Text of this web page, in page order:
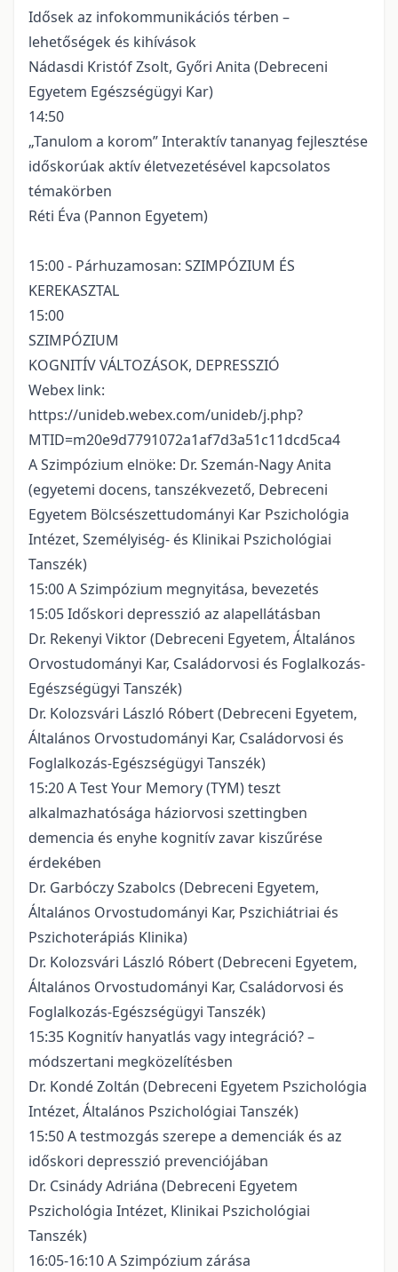
Idősek az infokommunikációs térben –
lehetőségek és kihívások
Nádasdi Kristóf Zsolt, Győri Anita (Debreceni
Egyetem Egészségügyi Kar)
14:50
„Tanulom a korom” Interaktív tananyag fejlesztése
időskorúak aktív életvezetésével kapcsolatos
témakörben
Réti Éva (Pannon Egyetem)
15:00 - Párhuzamosan: SZIMPÓZIUM ÉS
KEREKASZTAL
15:00
SZIMPÓZIUM
KOGNITÍV VÁLTOZÁSOK, DEPRESSZIÓ
Webex link:
https://unideb.webex.com/unideb/j.php?
MTID=m20e9d7791072a1af7d3a51c11dcd5ca4
A Szimpózium elnöke: Dr. Szemán-Nagy Anita
(egyetemi docens, tanszékvezető, Debreceni
Egyetem Bölcsészettudományi Kar Pszichológia
Intézet, Személyiség- és Klinikai Pszichológiai
Tanszék)
15:00 A Szimpózium megnyitása, bevezetés
15:05 Időskori depresszió az alapellátásban
Dr. Rekenyi Viktor (Debreceni Egyetem, Általános
Orvostudományi Kar, Családorvosi és Foglalkozás-
Egészségügyi Tanszék)
Dr. Kolozsvári László Róbert (Debreceni Egyetem,
Általános Orvostudományi Kar, Családorvosi és
Foglalkozás-Egészségügyi Tanszék)
15:20 A Test Your Memory (TYM) teszt
alkalmazhatósága háziorvosi szettingben
demencia és enyhe kognitív zavar kiszűrése
érdekében
Dr. Garbóczy Szabolcs (Debreceni Egyetem,
Általános Orvostudományi Kar, Pszichiátriai és
Pszichoterápiás Klinika)
Dr. Kolozsvári László Róbert (Debreceni Egyetem,
Általános Orvostudományi Kar, Családorvosi és
Foglalkozás-Egészségügyi Tanszék)
15:35 Kognitív hanyatlás vagy integráció? –
módszertani megközelítésben
Dr. Kondé Zoltán (Debreceni Egyetem Pszichológia
Intézet, Általános Pszichológiai Tanszék)
15:50 A testmozgás szerepe a demenciák és az
időskori depresszió prevenciójában
Dr. Csinády Adriána (Debreceni Egyetem
Pszichológia Intézet, Klinikai Pszichológiai
Tanszék)
16:05-16:10 A Szimpózium zárása